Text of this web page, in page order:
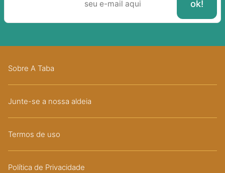
Sobre A Taba
Junte-se a nossa aldeia
Termos de uso
Política de Privacidade